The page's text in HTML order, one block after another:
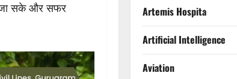
जा सके और सफर
Artemis Hospita
Artificial Intelligence
Aviation